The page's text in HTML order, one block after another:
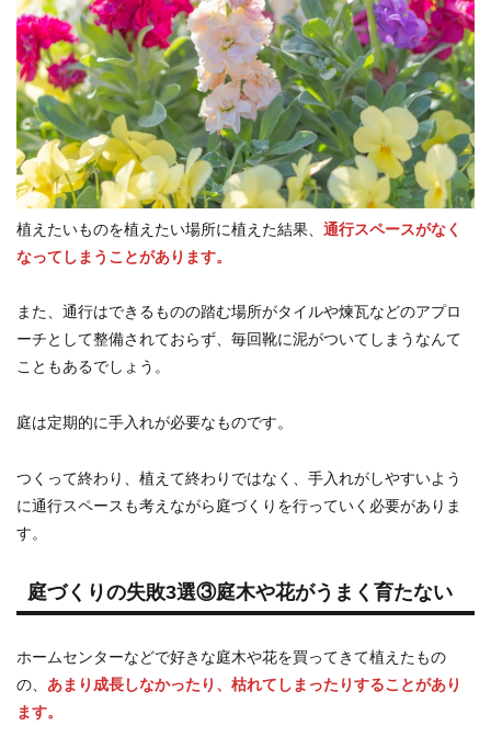
植えたいものを植えたい場所に植えた結果、 通行スペースがなく
なってしまうことがあります。
また、通行はできるものの踏む場所がタイルや煉瓦などのアプロ
ーチとして整備されておらず、毎回靴に泥がついてしまうなんて
こともあるでしょう。
庭は定期的に手入れが必要なものです。
つくって終わり、植えて終わりではなく、手入れがしやすいよう
に通行スペースも考えながら庭づくりを行っていく必要がありま
す。
庭づくりの失敗3選③庭木や花がうまく育たない
ホームセンターなどで好きな庭木や花を買ってきて植えたもの
の、 あまり成長しなかったり、枯れてしまったりすることがあり
ます。